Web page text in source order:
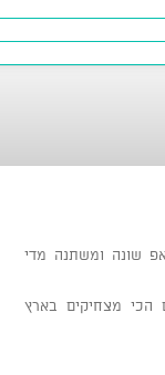
שונה ומשתנה מדי
הכי מצחיקים בארץ